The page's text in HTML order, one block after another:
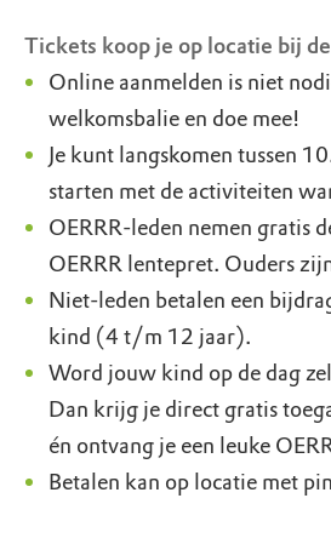
Tickets koop je op locatie bij
Online aanmelden is niet
welkomsbalie en doe mee!
Je kunt langskomen tussen
starten met de activiteiten
OERRR-leden nemen gratis
OERRR lentepret. Ouders
Niet-leden betalen een
kind (4 t/m 12 jaar).
Word jouw kind op de dag
Dan krijg je direct gratis
én ontvang je een leuke
Betalen kan op locatie met